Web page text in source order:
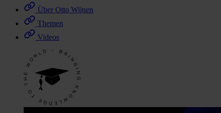
Über Otto Wijnen
Themen
Videos